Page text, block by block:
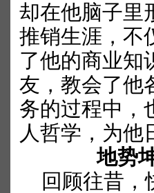
却在他脑子里
推销生涯，不
了他的商业知
友，教会了他
务的过程中，
人哲学，为他
地势
回顾往昔，